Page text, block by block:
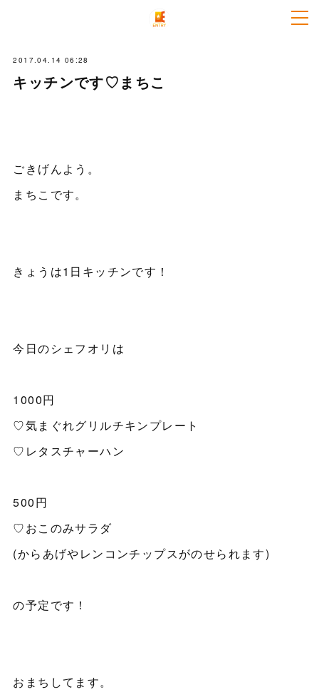
2017.04.14 06:28
キッチンです♡まちこ
ごきげんよう。
まちこです。
きょうは1日キッチンです！
今日のシェフオリは
1000円
♡気まぐれグリルチキンプレート
♡レタスチャーハン
500円
♡おこのみサラダ
(からあげやレンコンチップスがのせられます)
の予定です！
おまちしてます。